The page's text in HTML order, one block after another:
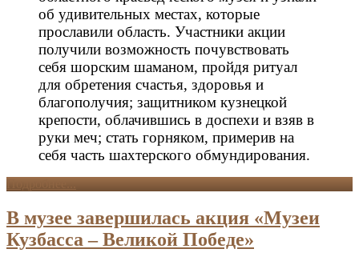
об удивительных местах, которые
прославили область. Участники акции
получили возможность почувствовать
себя шорским шаманом, пройдя ритуал
для обретения счастья, здоровья и
благополучия; защитником кузнецкой
крепости, облачившись в доспехи и взяв в
руки меч; стать горняком, примерив на
себя часть шахтерского обмундирования.
Подробнее...
В музее завершилась акция «Музеи
Кузбасса – Великой Победе»